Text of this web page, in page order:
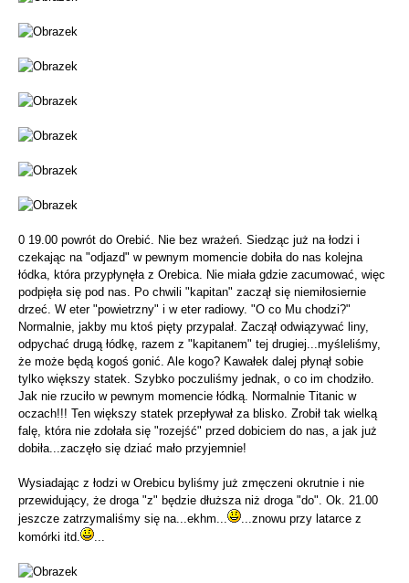
0 19.00 powrót do Orebić. Nie bez wrażeń. Siedząc już na łodzi i
czekając na "odjazd" w pewnym momencie dobiła do nas kolejna
łódka, która przypłynęła z Orebica. Nie miała gdzie zacumować, więc
podpięła się pod nas. Po chwili "kapitan" zaczął się niemiłosiernie
drzeć. W eter "powietrzny" i w eter radiowy. "O co Mu chodzi?"
Normalnie, jakby mu ktoś pięty przypalał. Zaczął odwiązywać liny,
odpychać drugą łódkę, razem z "kapitanem" tej drugiej...myśleliśmy,
że może będą kogoś gonić. Ale kogo? Kawałek dalej płynął sobie
tylko większy statek. Szybko poczuliśmy jednak, o co im chodziło.
Jak nie rzuciło w pewnym momencie łódką. Normalnie Titanic w
oczach!!! Ten większy statek przepływał za blisko. Zrobił tak wielką
falę, która nie zdołała się "rozejść" przed dobiciem do nas, a jak już
dobiła...zaczęło się dziać mało przyjemnie!
Wysiadając z łodzi w Orebicu byliśmy już zmęczeni okrutnie i nie
przewidujący, że droga "z" będzie dłuższa niż droga "do". Ok. 21.00
jeszcze zatrzymaliśmy się na...ekhm...
...znowu przy latarce z
komórki itd.
...